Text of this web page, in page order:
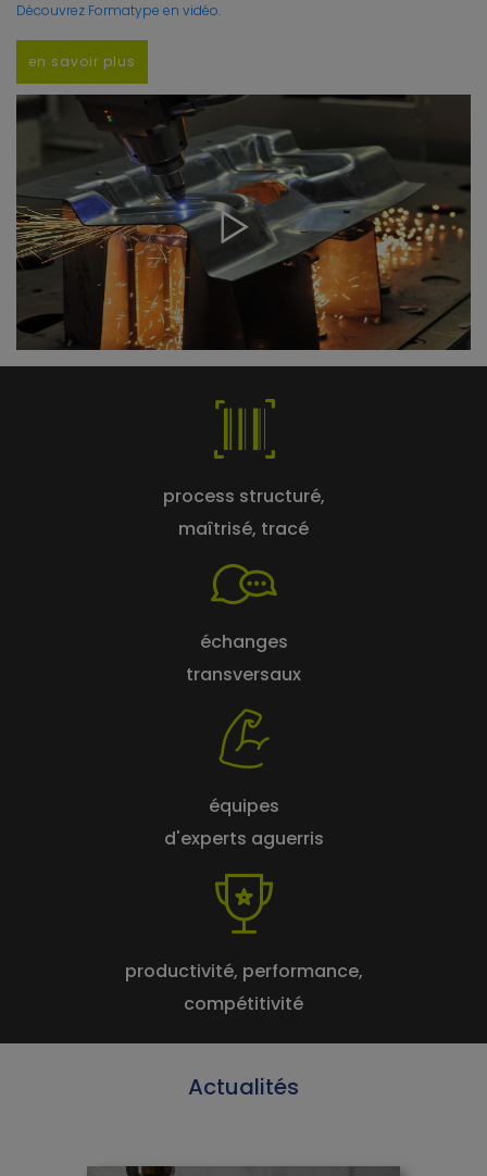
Découvrez Formatype en vidéo.
en savoir plus
process structuré,
maîtrisé, tracé
échanges
transversaux
équipes
d'experts aguerris
productivité, performance,
compétitivité
Actualités